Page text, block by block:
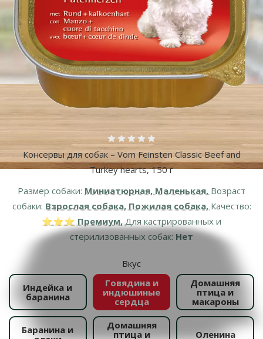
Консервы для собак – Vom Feinsten Classic Beef and
Turkey hearts, 150 г
Оценка 0%
Размер собаки: Миниатюрная, Маленькая, Возраст
собаки: Взрослая собака, Пожилая собака, Качество:
⭐⭐⭐ Премиум, Для кастрированных и
стерилизованных собак: Нет
Вкус
Индейка и
баранина
Говядина и
индюшиные
сердца
Домашняя
птица и
макароны
Баранина и
Домашняя
птица и
Оленина